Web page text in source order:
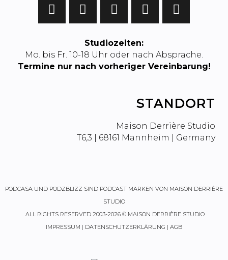
Studiozeiten:
Mo. bis Fr. 10-18 Uhr oder nach Absprache.
Termine nur nach vorheriger Vereinbarung!
STANDORT
Maison Derrière Studio
T6,3 | 68161 Mannheim | Germany
PODCASA UND PODZBLIZZ SIND PODCAST MARKEN VON MAISON DERRIÈRE
STUDIO
ALL RIGHTS RESERVED 2003-2026 © MAISON DERRIÈRE STUDIO
IMPRESSUM | DATENSCHUTZERKLÄRUNG | AGB